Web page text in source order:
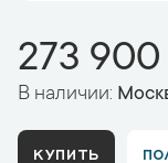
273 900
В наличии:
КУПИТЬ